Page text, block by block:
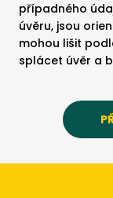
případného
úvěru, jsou
mohou lišit
splácet úvěr a